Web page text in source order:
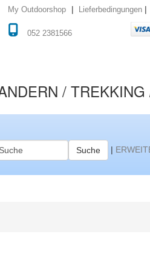
My Outdoorshop | Lieferbedingungen |
052 2381566
/
Suche |